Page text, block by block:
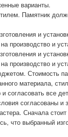
варианты.
Памятник
и
производство и
и
производство и
Стоимость
материала,
согласовать все
согласованы и
Сначала
что выбранный